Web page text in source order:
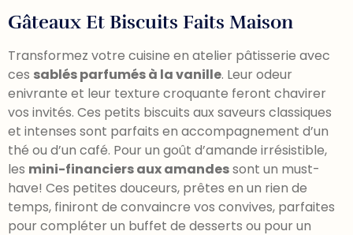
Gâteaux Et Biscuits Faits Maison
Transformez votre cuisine en atelier pâtisserie avec
ces sablés parfumés à la vanille. Leur odeur
enivrante et leur texture croquante feront chavirer
vos invités. Ces petits biscuits aux saveurs classiques
et intenses sont parfaits en accompagnement d’un
thé ou d’un café. Pour un goût d’amande irrésistible,
les mini-financiers aux amandessont un must-
have! Ces petites douceurs, prêtes en un rien de
temps, finiront de convaincre vos convives, parfaites
pour compléter un buffet de desserts ou pour un